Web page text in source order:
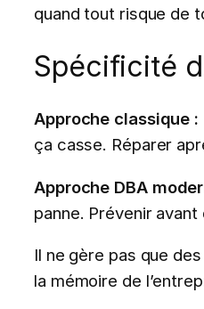
quand tout risque de
Spécificité
Approche classique :
ça casse. Réparer
Approche DBA
panne. Prévenir avant
Il ne gère pas que
la mémoire de